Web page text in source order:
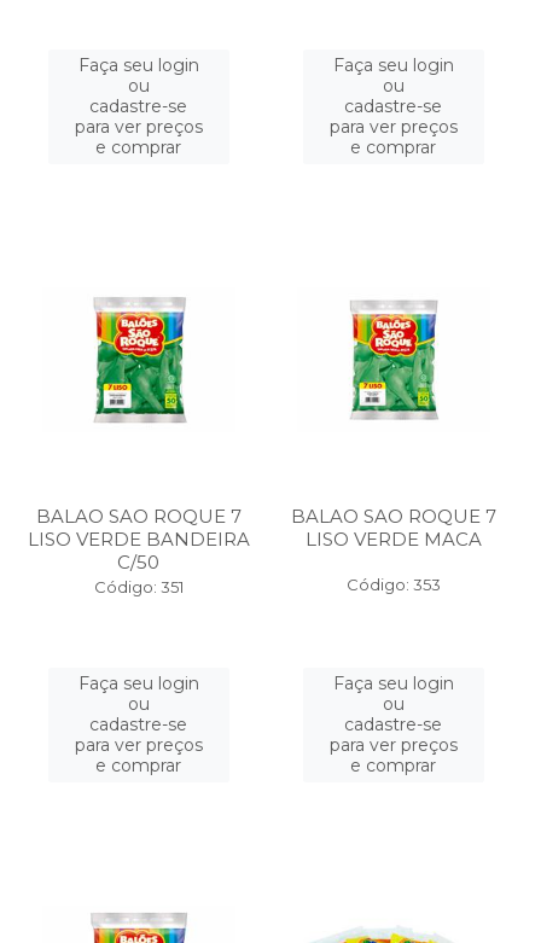
Faça seu login
ou
cadastre-se
para ver preços
e comprar
Faça seu login
ou
cadastre-se
para ver preços
e comprar
BALAO SAO ROQUE 7
LISO VERDE BANDEIRA
C/50
Código: 351
Faça seu login
ou
cadastre-se
para ver preços
e comprar
BALAO SAO ROQUE 7
LISO VERDE MACA
Código: 353
Faça seu login
ou
cadastre-se
para ver preços
e comprar